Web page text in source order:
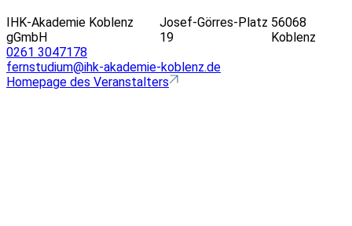
IHK-Akademie Koblenz
gGmbH
Josef-Görres-Platz
19
56068
Koblenz
0261 3047178
fernstudium@ihk-akademie-koblenz.de
Homepage des Veranstalters